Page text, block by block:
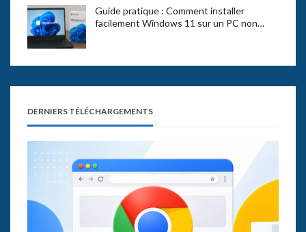
Guide pratique : Comment installer
facilement Windows 11 sur un PC non…
DERNIERS TÉLÉCHARGEMENTS